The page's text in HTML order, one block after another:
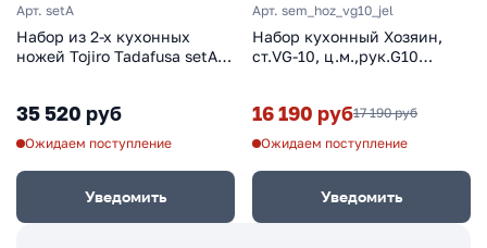
Арт. setA
Набор из 2-х кухонных
ножей Tojiro Tadafusa setA,
35 520 руб
Ожидаем поступление
Уведомить
Арт. sem_hoz_vg10_jel
Набор кухонный Хозяин,
ст.VG-10, ц.м.,рук.G10
16 190 руб17 190 руб
Ожидаем поступление
Уведомить